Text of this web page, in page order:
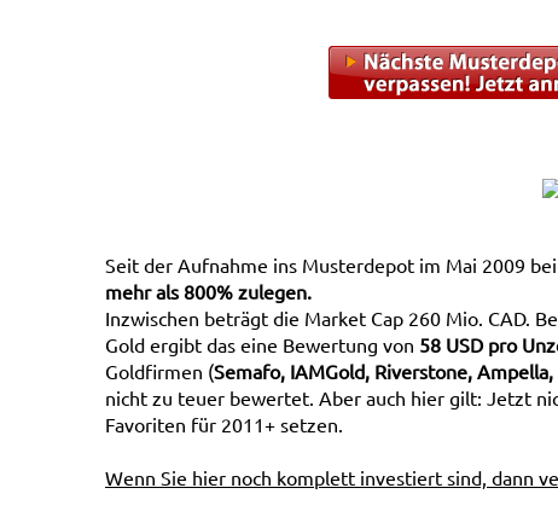
Seit der Aufnahme ins Musterdepot im Mai 2009
mehr als 800% zulegen.
Inzwischen beträgt die Market Cap 260 Mio. CAD.
Gold ergibt das eine Bewertung von 58 USD pro
Goldfirmen (Semafo, IAMGold, Riverstone,
nicht zu teuer bewertet. Aber auch hier gilt: Jetzt
Favoriten für 2011+ setzen.
Wenn Sie hier noch komplett investiert sind, dann